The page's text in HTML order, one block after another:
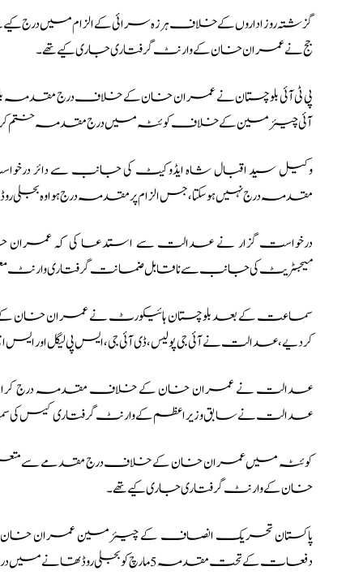
گزشتہ روز اداروں کے خلاف ہرزہ سرائی کے الزام میں
جج نے عمران خان کے وارنٹ گرفتاری جاری کیے تھے۔
پی ٹی آئی بلوچستاننے عمران خان کے خلاف درج مقدمہ
آئی چیئرمین کے خلاف کوئٹہ میں درج مقدمہ ختم کرنے
وکیل سید اقبال شاہ ایڈوکیٹ کی جانب سے دائر
مقدمہ درج نہیں ہوسکتا، جس الزام پر مقدمہ درج ہوا وہ
درخواست گزار نے عدالت سے استدعا کی کہ
میجسٹریٹ کی جانب سے ناقابل ضمانت گرفتاری وارنٹ معطل
کردیے، عدالت نے آئی جی پولیس، ڈی آئی جی، ایس پی لیگل اور ایس
عدالت نے عمران خان کے خلاف مقدمہ درج کرانے
عدالت نے سابق وزیراعظم کے وارنٹ گرفتاری کیس کی سماعت 2 ہفتوں تک
کوئٹہ میں عمران خان کے خلاف درج مقدمے سے
خان کے وارنٹ گرفتاری جاری کیے تھے۔
پاکستان تحریک انصاف کے چیئرمین عمران خان پر
دفعات کے تحت مقدمہ 5 مارچ کو بجلی روڈ تھانے میں درج کیا گیا تھا۔